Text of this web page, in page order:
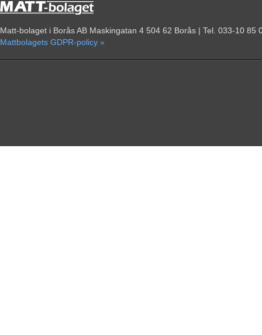
Matt-bolaget i Borås AB Maskingatan 4 504 62 Borås | Tel. 033-10
Mattbolagets GDPR-policy »